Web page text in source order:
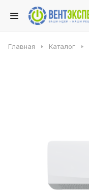
Главная Каталог